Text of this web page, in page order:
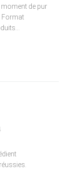
de pur
Format